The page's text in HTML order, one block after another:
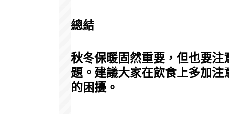
總結
秋冬保暖固然重要，但也要
題。建議大家在飲食上多加
的困擾。